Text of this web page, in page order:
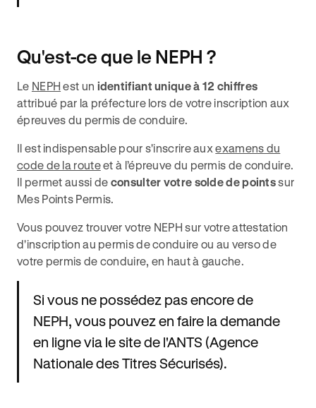
Qu'est-ce que le NEPH ?
Le NEPH est un identifiant unique à 12 chiffres
attribué par la préfecture lors de votre inscription aux
épreuves du permis de conduire.
Il est indispensable pour s'inscrire auxexamens du
code de la routeet à l’épreuve du permis de conduire.
Il permet aussi de consulter votre solde de pointssur
Mes Points Permis.
Vous pouvez trouver votre NEPH sur votre attestation
d'inscription au permis de conduire ou au verso de
votre permis de conduire, en haut à gauche.
Si vous ne possédez pas encore de
NEPH, vous pouvez en faire la demande
en ligne via le site de l'ANTS (Agence
Nationale des Titres Sécurisés).